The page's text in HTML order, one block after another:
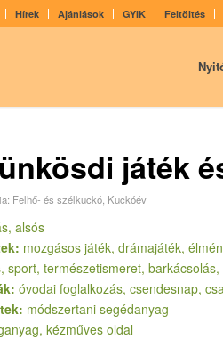
Hírek Ajánlások GYIK Feltöltés
játék
Felhő- és szélkuckó Kuckóév
alsós
mozgásos játék, drámajáték,
sport, természetismeret,
óvodai foglalkozás, csendesnap,
módszertani segédanyag
kézműves oldal